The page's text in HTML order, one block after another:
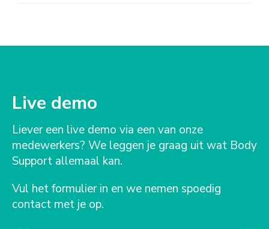
Live demo
Liever een live demo via een van onze
medewerkers? We leggen je graag uit wat Body
Support allemaal kan.
Vul het formulier in en we nemen spoedig
contact met je op.